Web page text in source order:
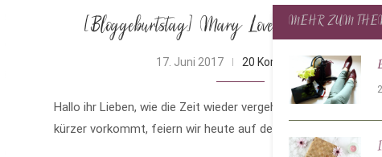
[Bloggeburtstag] Mary Loves wird 2 Jahre
17. Juni 2017 20 Kommentare
Hallo ihr Lieben, wie die Zeit wieder vergeht. Auch wenn es mir
kürzer vorkommt, feiern wir heute auf den Tag genau …
MEHR ZUM